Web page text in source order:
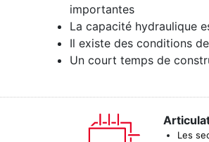
importantes
La capacité hydraulique
Il existe des conditions
Un court temps de
Les